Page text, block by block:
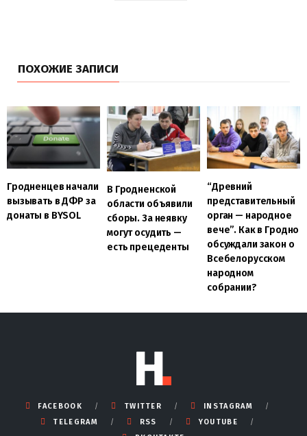
ПОХОЖИЕ ЗАПИСИ
Гродненцев начали
вызывать в ДФР за
донаты в BYSOL
В Гродненской
области объявили
сборы. За неявку
могут осудить —
есть прецеденты
“Древний
представительный
орган — народное
вече”. Как в Гродно
обсуждали закон о
Всебелорусском
народном
собрании?
FACEBOOK TWITTER
INSTAGRAM
TELEGRAM
RSS
YOUTUBE